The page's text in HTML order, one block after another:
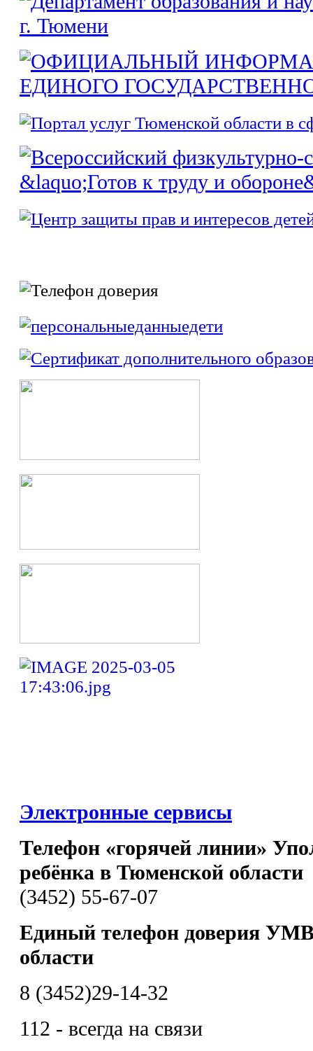
Электронные сервисы
Телефон «горячей линии»
ребёнка в Тюменской области
(3452) 55-67-07
Единый телефон доверия
области
8 (3452)29-14-32
112 - всегда на связи